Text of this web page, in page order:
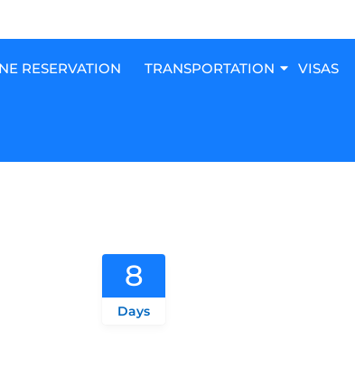
RESERVATION TRANSPORTATION VISAS
8
Days